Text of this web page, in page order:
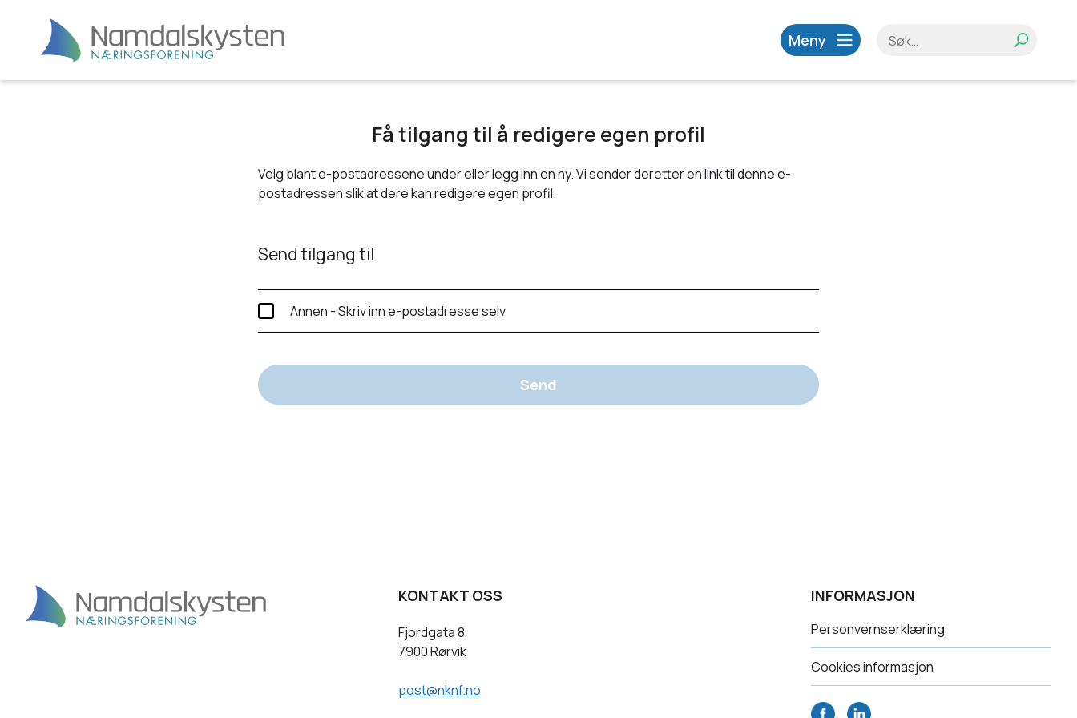
Meny
Få tilgang til å redigere egen profil
Velg blant e-postadressene under eller legg inn en ny. Vi sender deretter en link til denne e-
postadressen slik at dere kan redigere egen profil.
Send tilgang til
Annen - Skriv inn e-postadresse selv
Send
KONTAKT OSS
Fjordgata 8,
7900 Rørvik
post@nknf.no
INFORMASJON
Personvernserklæring
Cookies informasjon